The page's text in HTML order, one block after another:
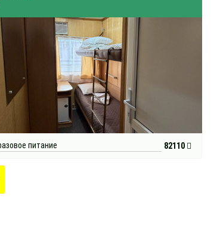
питание 82110